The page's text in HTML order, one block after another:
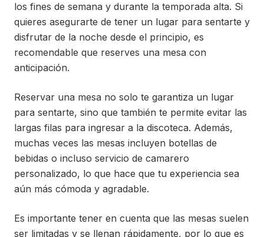
los fines de semana y durante la temporada alta. Si
quieres asegurarte de tener un lugar para sentarte y
disfrutar de la noche desde el principio, es
recomendable que reserves una mesa con
anticipación.
Reservar una mesa no solo te garantiza un lugar
para sentarte, sino que también te permite evitar las
largas filas para ingresar a la discoteca. Además,
muchas veces las mesas incluyen botellas de
bebidas o incluso servicio de camarero
personalizado, lo que hace que tu experiencia sea
aún más cómoda y agradable.
Es importante tener en cuenta que las mesas suelen
ser limitadas y se llenan rápidamente, por lo que es